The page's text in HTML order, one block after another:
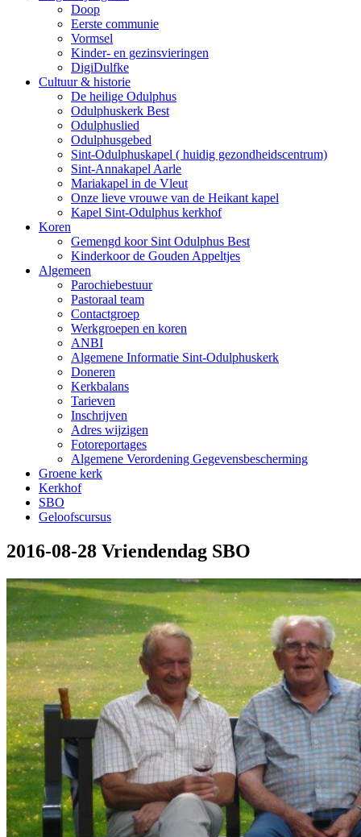
Doop
Eerste communie
Vormsel
Kinder- en gezinsvieringen
DigiDulfke
Cultuur & historie
De heilige Odulphus
Odulphuskerk Best
Odulphuslied
Odulphusgebed
Sint-Odulphuskapel ( huidig gezondheidscentrum)
Sint-Annakapel Aarle
Mariakapel in de Vleut
Onze lieve vrouwe van de Heikant kapel
Kapel Sint-Odulphus kerkhof
Koren
Gemengd koor Sint Odulphus Best
Kinderkoor de Gouden Appeltjes
Algemeen
Parochiebestuur
Pastoraal team
Contactgroep
Werkgroepen en koren
ANBI
Algemene Informatie Sint-Odulphuskerk
Doneren
Kerkbalans
Tarieven
Inschrijven
Adres wijzigen
Fotoreportages
Algemene Verordening Gegevensbescherming
Groene kerk
Kerkhof
SBO
Geloofscursus
2016-08-28 Vriendendag SBO